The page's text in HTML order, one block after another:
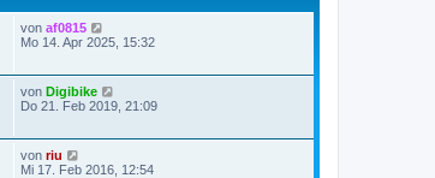
von af0815
Mo 14. Apr 2025, 15:32
von Digibike
Do 21. Feb 2019, 21:09
von riu
Mi 17. Feb 2016, 12:54